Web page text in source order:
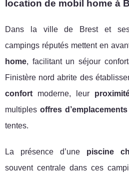
location de mobil home à
Dans la ville de Brest et ses
campings réputés mettent en
home, facilitant un séjour
Finistère nord abrite des
confort moderne, leur
multiples offres d’emplacements
tentes.
La présence d’une piscine
souvent centrale dans ces